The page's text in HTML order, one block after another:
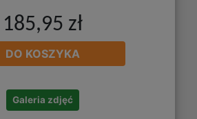
185,95 zł
DO KOSZYKA
Galeria zdjęć